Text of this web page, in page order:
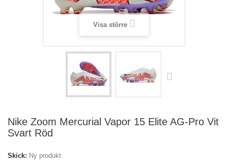
Visa större
Nike Zoom Mercurial Vapor 15 Elite AG-Pro Vit
Svart Röd
Skick: Ny produkt